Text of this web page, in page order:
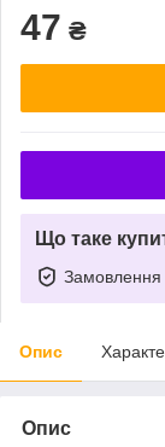
47 ₴
Що таке
Замовлення
Опис
Опис